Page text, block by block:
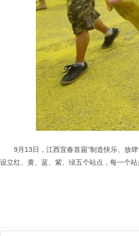
9月13日，江西宜春首届“制造快乐、放
设立红、黄、蓝、紫、绿五个站点，每一个